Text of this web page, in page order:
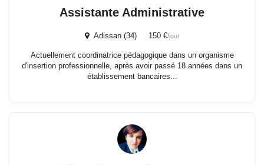
Assistante Administrative
Adissan (34) 150 €/jour
Actuellement coordinatrice pédagogique dans un organisme
d'insertion professionnelle, après avoir passé 18 années dans un
établissement bancaires...